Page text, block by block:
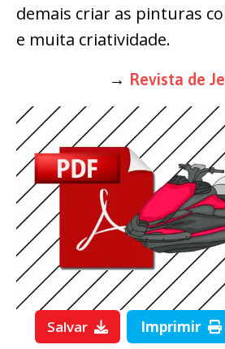
demais criar as pinturas
e muita criatividade.
→ Revista de
Salvar Imprimir